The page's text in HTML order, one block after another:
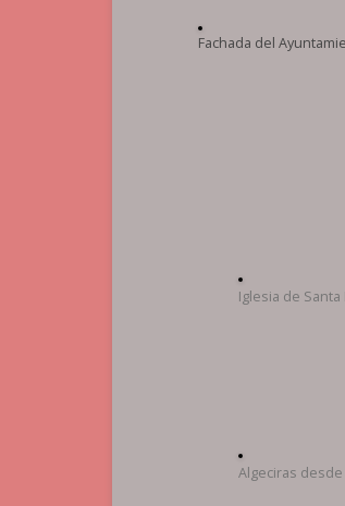
Fachada del
Iglesia de Santa
Algeciras